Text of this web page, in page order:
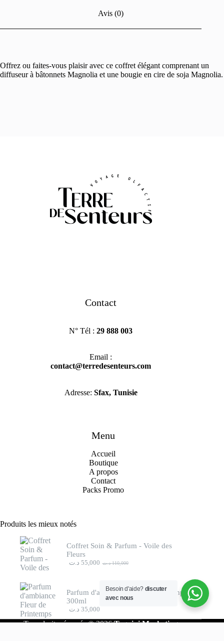
Avis (0)
Offrez ou faites-vous plaisir avec ce coffret élégant comprenant un
diffuseur à bâtonnets Magnolia et une bougie en cire de soja Magnolia.
Contact
N° Tél :29 888 003
Email :
contact@terredesenteurs.com
Adresse: Sfax, Tunisie
Menu
Accueil
Boutique
A propos
Contact
Packs Promo
Produits les mieux notés
Coffret Soin & Parfum - Voile des
Fleurs
110,000 د.تLe
était :
110,000 د.ت.
55,000 د.ت
Le
est :
55,000 د.ت.
Parfum d'ambiance Fleur de Printemps
300ml
35,000 د.ت
Tous droits réservés © 2026Taguini Marketing
Besoin d'aide? discuter
avec nous